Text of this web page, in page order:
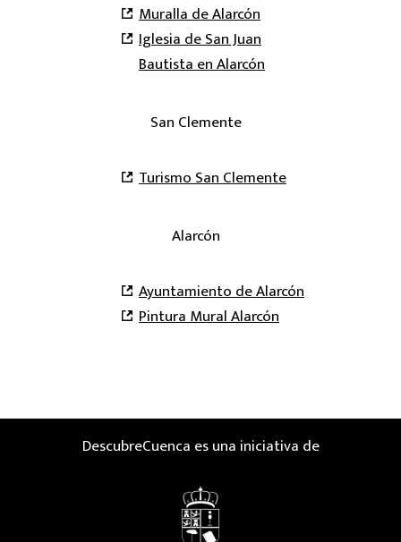
Muralla de Alarcón
Iglesia de San Juan
Bautista en Alarcón
San Clemente
Turismo San Clemente
Alarcón
Ayuntamiento de Alarcón
Pintura Mural Alarcón
DescubreCuenca es una iniciativa de